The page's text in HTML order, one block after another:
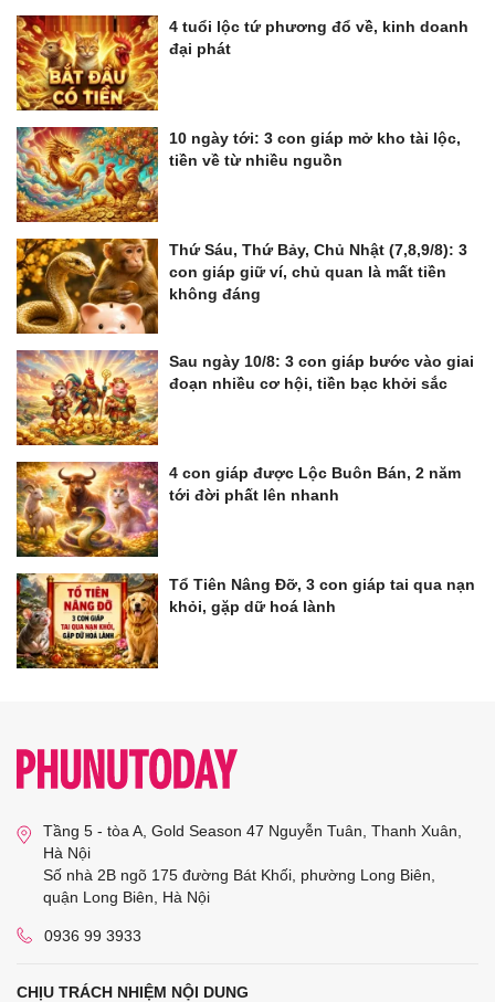
4 tuổi lộc tứ phương đổ về, kinh doanh
đại phát
10 ngày tới: 3 con giáp mở kho tài lộc,
tiền về từ nhiều nguồn
Thứ Sáu, Thứ Bảy, Chủ Nhật (7,8,9/8): 3
con giáp giữ ví, chủ quan là mất tiền
không đáng
Sau ngày 10/8: 3 con giáp bước vào giai
đoạn nhiều cơ hội, tiền bạc khởi sắc
4 con giáp được Lộc Buôn Bán, 2 năm
tới đời phất lên nhanh
Tổ Tiên Nâng Đỡ, 3 con giáp tai qua nạn
khỏi, gặp dữ hoá lành
Tầng 5 - tòa A, Gold Season 47 Nguyễn Tuân, Thanh Xuân,
Hà Nội
Số nhà 2B ngõ 175 đường Bát Khối, phường Long Biên,
quận Long Biên, Hà Nội
0936 99 3933
CHỊU TRÁCH NHIỆM NỘI DUNG